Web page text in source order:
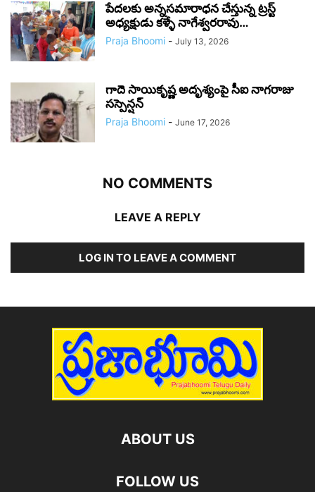
పేదలకు అన్నసమారాధన చేస్తున్న ట్రస్ట్
అధ్యక్షుడు కళ్ళే నాగేశ్వరరావు…
Praja Bhoomi - July 13, 2026
గాదె సాయికృష్ణ అదృశ్యంపై సీఐ నాగరాజు
సస్పెన్షన్
Praja Bhoomi - June 17, 2026
NO COMMENTS
LEAVE A REPLY
LOG IN TO LEAVE A COMMENT
ABOUT US
FOLLOW US